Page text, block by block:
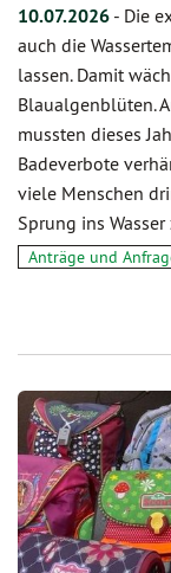
10.07.2026 - Die
auch die
lassen. Damit
Blaualgenblüten.
mussten dieses
Badeverbote
viele Menschen
Sprung ins
Anträge und